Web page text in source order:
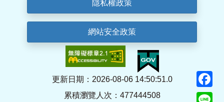
隱私權政策
網站安全政策
更新日期：2026-08-06 14:50:51.0
累積瀏覽人次：477444508